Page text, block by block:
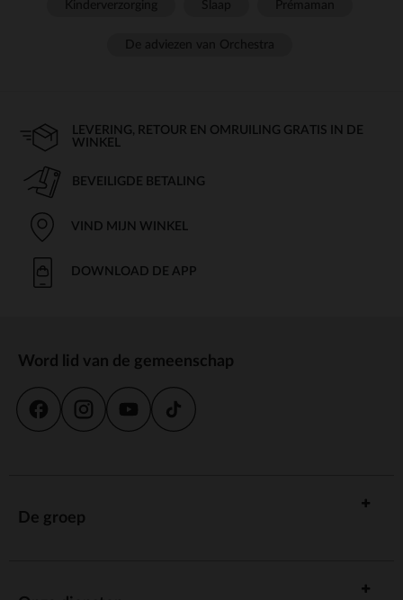
LEVERING, RETOUR EN OMRUILING GRATIS IN DE
WINKEL
BEVEILIGDE BETALING
VIND MIJN WINKEL
DOWNLOAD DE APP
Word lid van de gemeenschap
De groep